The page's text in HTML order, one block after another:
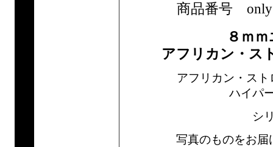
商品番号
８ｍ
アフリカン・ス
アフリカン・ス
ハイパ
シ
写真のものをお